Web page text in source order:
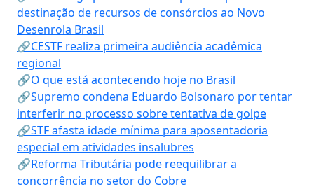
destinação de recursos de consórcios ao Novo
Desenrola Brasil
🔗CESTF realiza primeira audiência acadêmica
regional
🔗O que está acontecendo hoje no Brasil
🔗Supremo condena Eduardo Bolsonaro por tentar
interferir no processo sobre tentativa de golpe
🔗STF afasta idade mínima para aposentadoria
especial em atividades insalubres
🔗Reforma Tributária pode reequilibrar a
concorrência no setor do Cobre